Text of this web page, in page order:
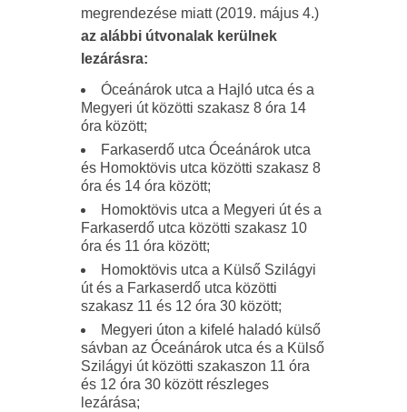
megrendezése miatt (2019. május 4.)
az alábbi útvonalak kerülnek
lezárásra:
Óceánárok utca a Hajló utca és a
Megyeri út közötti szakasz 8 óra 14
óra között;
Farkaserdő utca Óceánárok utca
és Homoktövis utca közötti szakasz 8
óra és 14 óra között;
Homoktövis utca a Megyeri út és a
Farkaserdő utca közötti szakasz 10
óra és 11 óra között;
Homoktövis utca a Külső Szilágyi
út és a Farkaserdő utca közötti
szakasz 11 és 12 óra 30 között;
Megyeri úton a kifelé haladó külső
sávban az Óceánárok utca és a Külső
Szilágyi út közötti szakaszon 11 óra
és 12 óra 30 között részleges
lezárása;